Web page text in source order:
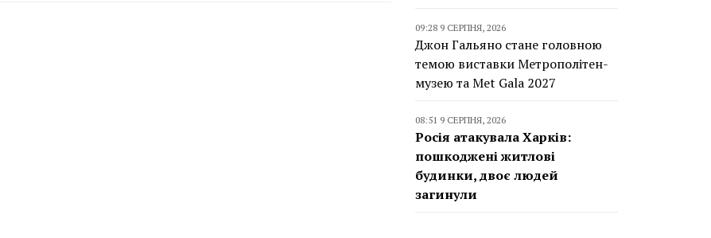
09:28 9 СЕРПНЯ, 2026
Джон Гальяно стане головною
темою виставки Метрополітен-
музею та Met Gala 2027
08:51 9 СЕРПНЯ, 2026
Росія атакувала Харків:
пошкоджені житлові
будинки, двоє людей
загинули